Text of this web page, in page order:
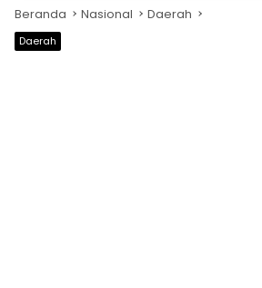
Beranda Nasional Daerah
Daerah